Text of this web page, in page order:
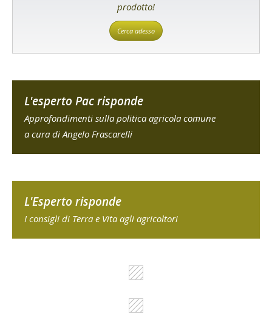
prodotto!
Cerca adesso
L'esperto Pac risponde
Approfondimenti sulla politica agricola comune
a cura di Angelo Frascarelli
L'Esperto risponde
I consigli di Terra e Vita agli agricoltori